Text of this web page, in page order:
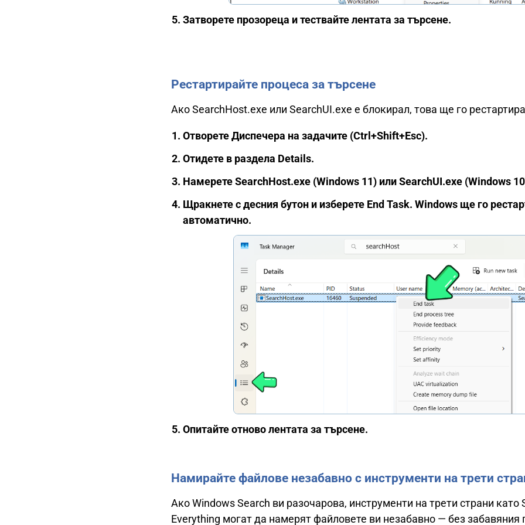
Затворете прозореца и тествайте лентата за търсене.
Рестартирайте процеса за търсене
Ако SearchHost.exe или SearchUI.exe е блокирал, това ще го
Отворете Диспечера на задачите (Ctrl+Shift+Esc).
Отидете в раздела Details.
Намерете SearchHost.exe (Windows 11) или SearchUI.exe (Windows
Щракнете с десния бутон и изберете End Task. Windows ще го
автоматично.
Опитайте отново лентата за търсене.
Намирайте файлове незабавно с инструменти на трети
Ако Windows Search ви разочарова, инструменти на трети страни като
Everything могат да намерят файловете ви незабавно — без забавяния